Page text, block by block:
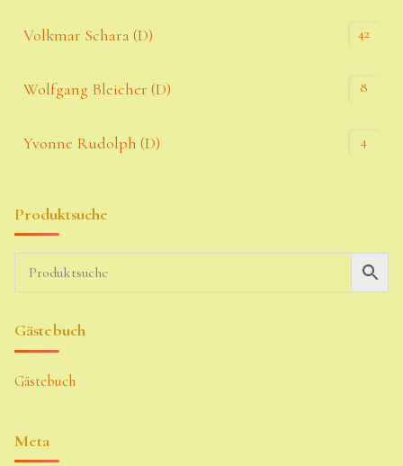
Volkmar Schara (D) 42
Wolfgang Bleicher (D) 8
Yvonne Rudolph (D) 4
Produktsuche
Gästebuch
Gästebuch
Meta